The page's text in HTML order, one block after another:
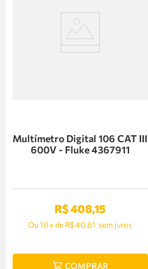
Multímetro Digital 106 CAT III
600V - Fluke 4367911
R$408,15
Ou10xde R$ 40,81 sem juros
COMPRAR